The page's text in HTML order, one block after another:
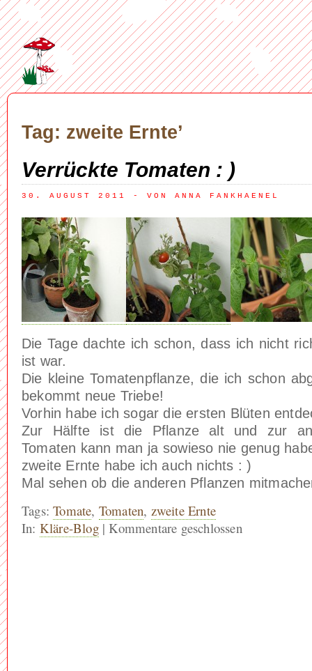
Tag: zweite Ernte’
Verrückte Tomaten : )
30. AUGUST 2011 - VON ANNA FANKHAENEL
Die Tage dachte ich schon, dass ich nicht
ist war.
Die kleine Tomatenpflanze, die ich schon
bekommt neue Triebe!
Vorhin habe ich sogar die ersten Blüten
Zur Hälfte ist die Pflanze alt und zur
Tomaten kann man ja sowieso nie genug
zweite Ernte habe ich auch nichts : )
Mal sehen ob die anderen Pflanzen
Tags:Tomate, Tomaten, zweite Ernte
In: Kläre-Blog| Kommentare geschlossen